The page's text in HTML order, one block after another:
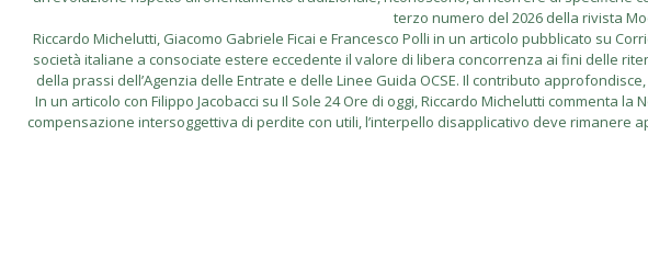
terzo numero del 2026 della rivista
Riccardo Michelutti, Giacomo Gabriele Ficai e Francesco Polli in un articolo pubblicato su
società italiane a consociate estere eccedente il valore di libera concorrenza ai fini delle
della prassi dell’Agenzia delle Entrate e delle Linee Guida OCSE. Il contributo
In un articolo con Filippo Jacobacci su Il Sole 24 Ore di oggi, Riccardo Michelutti commenta
compensazione intersoggettiva di perdite con utili, l’interpello disapplicativo deve